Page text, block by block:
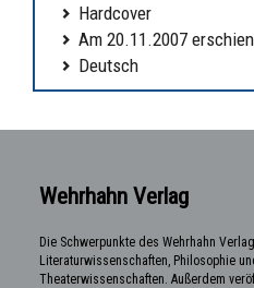
Hardcover
Am 20.11.2007
Deutsch
Wehrhahn Verlag
Die Schwerpunkte des Wehrhahn
Literaturwissenschaften, Philosophie
Theaterwissenschaften. Außerdem